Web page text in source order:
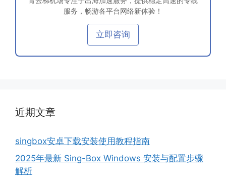
服务，畅游各平台网络新体验！
立即咨询
近期文章
singbox安卓下载安装使用教程指南
2025年最新 Sing-Box Windows 安装与配置步骤
解析